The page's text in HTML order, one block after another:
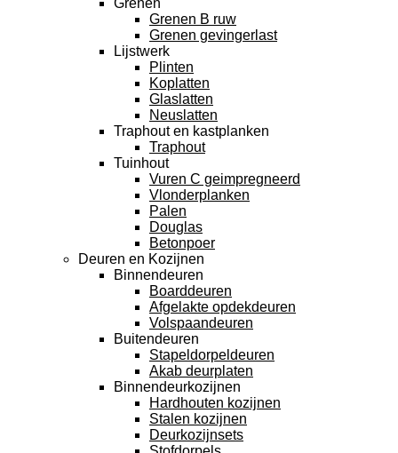
Grenen
Grenen B ruw
Grenen gevingerlast
Lijstwerk
Plinten
Koplatten
Glaslatten
Neuslatten
Traphout en kastplanken
Traphout
Tuinhout
Vuren C geimpregneerd
Vlonderplanken
Palen
Douglas
Betonpoer
Deuren en Kozijnen
Binnendeuren
Boarddeuren
Afgelakte opdekdeuren
Volspaandeuren
Buitendeuren
Stapeldorpeldeuren
Akab deurplaten
Binnendeurkozijnen
Hardhouten kozijnen
Stalen kozijnen
Deurkozijnsets